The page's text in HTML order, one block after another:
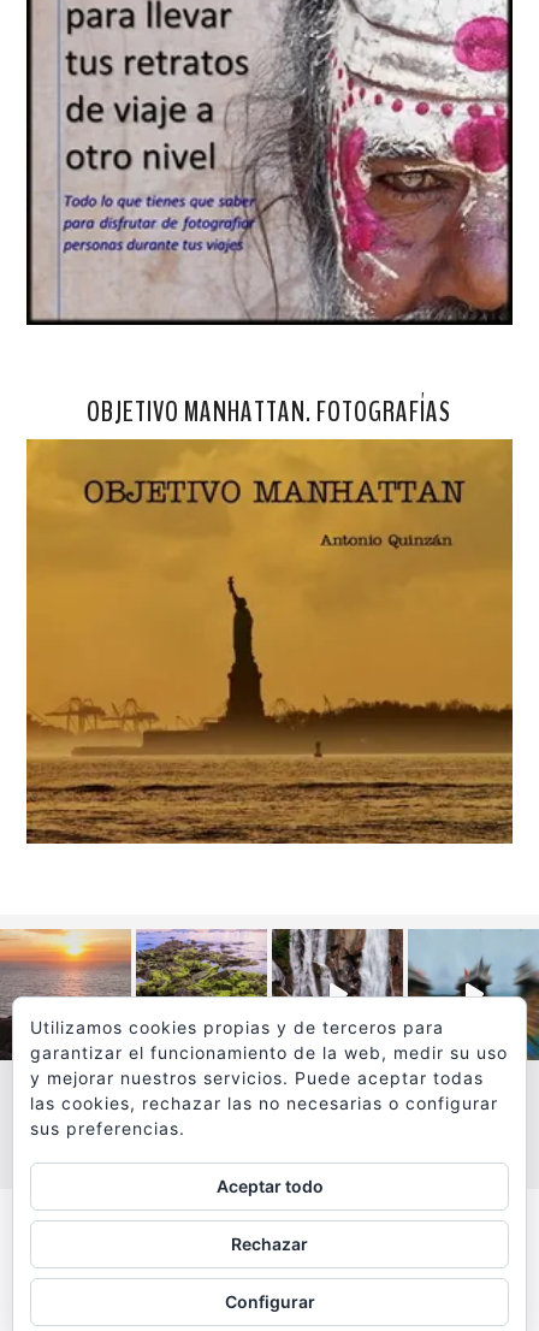
OBJETIVO MANHATTAN. FOTOGRAFÍAS
VER MÁS
Todos los textos y fotografías de
www.viajesyfotografia.comson propiedad de su autor
y están protegidos por © Copyright
Utilizamos cookies propias y de terceros para
garantizar el funcionamiento de la web, medir su uso
y mejorar nuestros servicios. Puede aceptar todas
las cookies, rechazar las no necesarias o configurar
sus preferencias.
Aceptar todo
Rechazar
Configurar